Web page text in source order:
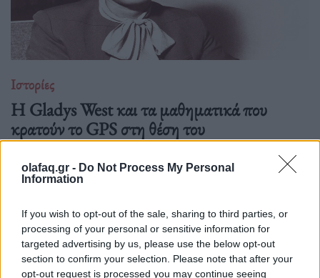
olafaq.gr - Do Not Process My Personal
Information
If you wish to opt-out of the sale, sharing to third parties, or
processing of your personal or sensitive information for
targeted advertising by us, please use the below opt-out
section to confirm your selection. Please note that after your
opt-out request is processed you may continue seeing
Ιστορίες
Η Gladys West και τα μαθηματικά που
κρατούν το GPS στη θέση του
Η Gladys West έθεσε τις βάσεις του σύγχρονου GPS,
μετατρέποντας δορυφορικά δεδομένα, υπομονή και καθαρά
μαθηματικά σε παγκόσμια ακρίβεια.